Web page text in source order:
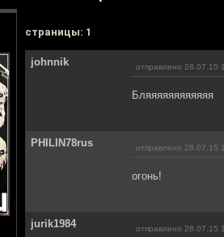
cтраницы: 1
johnnik отправлено 28.07.15
Бляяяяяяяяяяяя
PHILIN78rus отправлено 28.07.15
огонь!
jurik1984 отправлено 28.07.15